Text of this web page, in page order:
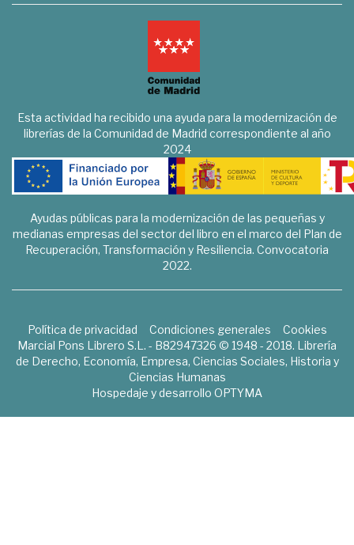
Esta actividad ha recibido una ayuda para la modernización de
librerías de la Comunidad de Madrid correspondiente al año
2024
Ayudas públicas para la modernización de las pequeñas y
medianas empresas del sector del libro en el marco del Plan de
Recuperación, Transformación y Resiliencia. Convocatoria
2022.
Política de privacidad Condiciones generales
Cookies
Marcial Pons Librero S.L. - B82947326 © 1948 - 2018. Librería
de Derecho, Economía, Empresa, Ciencias Sociales, Historia y
Ciencias Humanas
Hospedaje y desarrollo OPTYMA